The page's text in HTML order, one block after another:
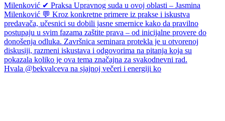
Hvala @bekvalceva na sjajnoj večeri i energiji ko